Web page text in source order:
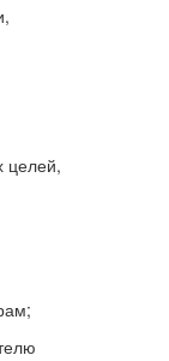
целей,